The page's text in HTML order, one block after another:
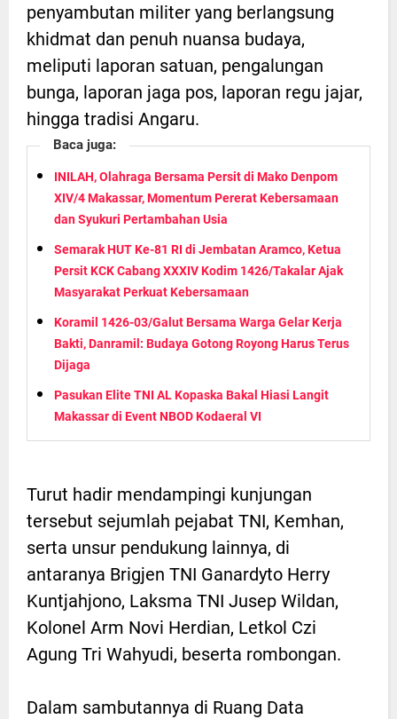
penyambutan militer yang berlangsung
khidmat dan penuh nuansa budaya,
meliputi laporan satuan, pengalungan
bunga, laporan jaga pos, laporan regu jajar,
hingga tradisi Angaru.
Baca juga:
INILAH, Olahraga Bersama Persit di Mako Denpom
XIV/4 Makassar, Momentum Pererat Kebersamaan
dan Syukuri Pertambahan Usia
Semarak HUT Ke-81 RI di Jembatan Aramco, Ketua
Persit KCK Cabang XXXIV Kodim 1426/Takalar Ajak
Masyarakat Perkuat Kebersamaan
Koramil 1426-03/Galut Bersama Warga Gelar Kerja
Bakti, Danramil: Budaya Gotong Royong Harus Terus
Dijaga
Pasukan Elite TNI AL Kopaska Bakal Hiasi Langit
Makassar di Event NBOD Kodaeral VI
Turut hadir mendampingi kunjungan
tersebut sejumlah pejabat TNI, Kemhan,
serta unsur pendukung lainnya, di
antaranya Brigjen TNI Ganardyto Herry
Kuntjahjono, Laksma TNI Jusep Wildan,
Kolonel Arm Novi Herdian, Letkol Czi
Agung Tri Wahyudi, beserta rombongan.
Dalam sambutannya di Ruang Data